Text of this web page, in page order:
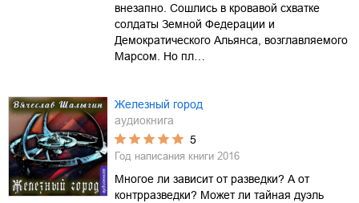
внезапно. Сошлись в кровавой схватке
солдаты Земной Федерации и
Демократического Альянса, возглавляемого
Марсом. Но пл…
Железный город
аудиокнига
5
Год написания книги 2016
Многое ли зависит от разведки? А от
контрразведки? Может ли тайная дуэль